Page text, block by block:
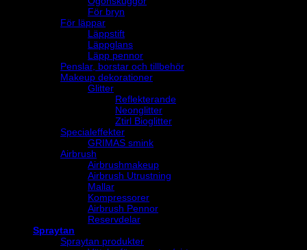
För bryn
För läppar
Läppstift
Läppglans
Läpp pennor
Penslar, borstar och tillbehör
Makeup dekorationer
Glitter
Reflekterande
Neonglitter
Ztirl Bioglitter
Specialeffekter
GRIMAS smink
Airbrush
Airbrushmakeup
Airbrush Utrustning
Mallar
Kompressorer
Airbrush Pennor
Reservdelar
Spraytan
Spraytan produkter